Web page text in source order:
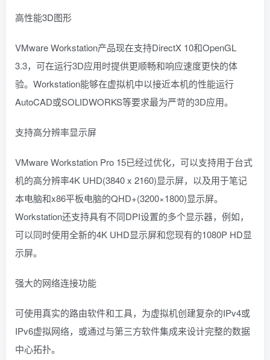
高性能3D图形
VMware Workstation产品现在支持DirectX 10和OpenGL
3.3，可在运行3D应用时提供更顺畅和响应速度更快的体
验。Workstation能够在虚拟机中以接近本机的性能运行
AutoCAD或SOLIDWORKS等要求最为严苛的3D应用。
支持高分辨率显示屏
VMware Workstation Pro 15已经过优化，可以支持用于台式
机的高分辨率4K UHD(3840 x 2160)显示屏，以及用于笔记
本电脑和x86平板电脑的QHD+(3200×1800)显示屏。
Workstation还支持具有不同DPI设置的多个显示器，例如，
可以同时使用全新的4K UHD显示屏和您现有的1080P HD显
示屏。
强大的网络连接功能
可使用真实的路由软件和工具，为虚拟机创建复杂的IPv4或
IPv6虚拟网络，或通过与第三方软件集成来设计完整的数据
中心拓扑。